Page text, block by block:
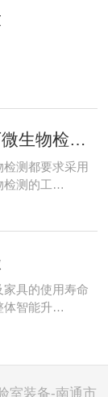
简单了解食品厂微生物检测室建设
测都要求采用
检测的工…
具的使用寿命
体智能升…
室装备-南通市